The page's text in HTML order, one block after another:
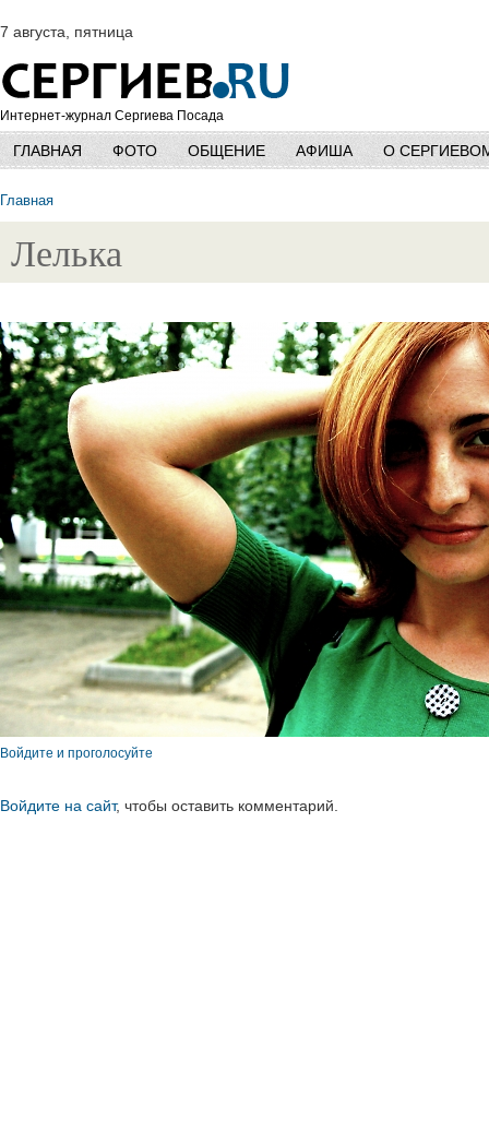
7 августа, пятница
Интернет-журнал Сергиева Посада
ГЛАВНАЯ ФОТО ОБЩЕНИЕ АФИША О
Главная
Лелька
Войдите и проголосуйте
Войдите на сайт, чтобы оставить комментарий.